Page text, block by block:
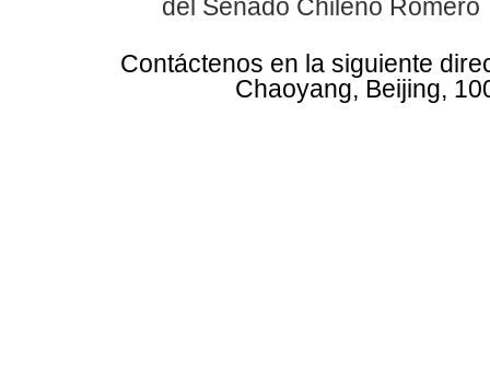
del Senado Chileno Romero
Contáctenos en la siguiente
Chaoyang, Beijing,